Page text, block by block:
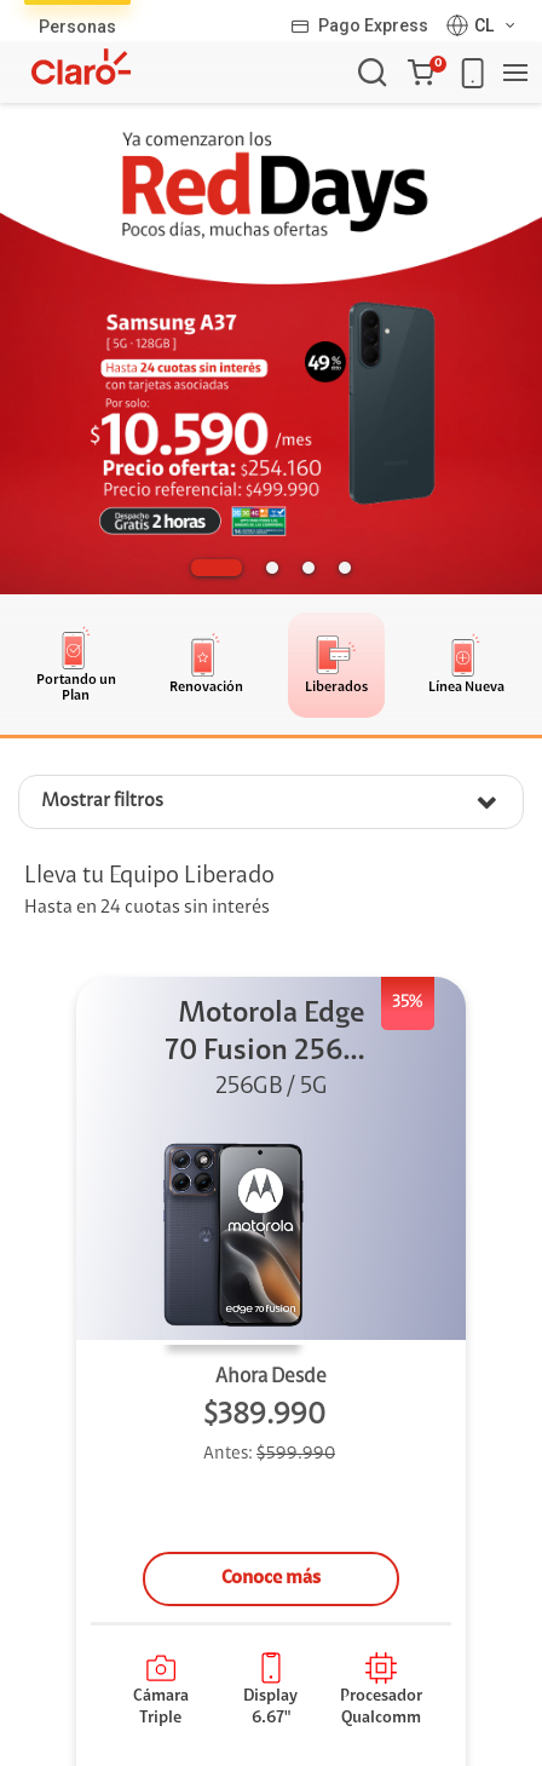
Personas Pago Express
CL
Carro
de
0
Portando un
Plan
Renovación Liberados Línea Nueva
Mostrar filtros
productos
Lleva tu Equipo Liberado
Hasta en 24 cuotas sin interés
35%
Motorola Edge
70 Fusion 256GB
Azul
256GB / 5G
Ahora Desde
$389.990
Antes: $599.990
Conoce más
Cámara
Triple
Display
6.67"
Procesador
Qualcomm